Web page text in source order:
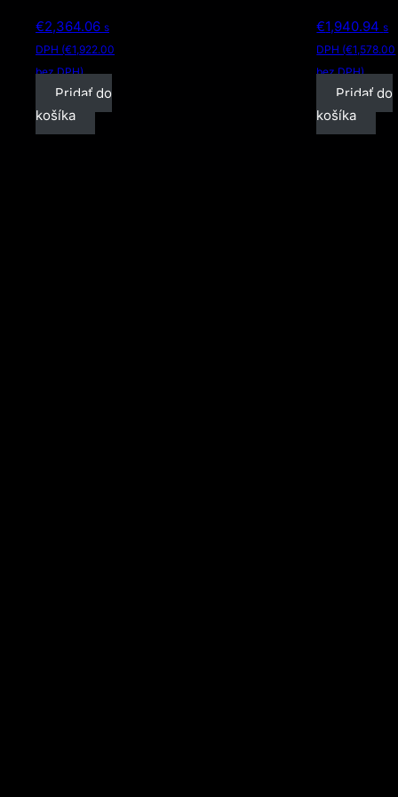
€2,364.06 s
DPH (€1,922.00
bez DPH)
Pridať do
košíka
€1,940.94 s
DPH (€1,578.00
bez DPH)
Pridať do
košíka